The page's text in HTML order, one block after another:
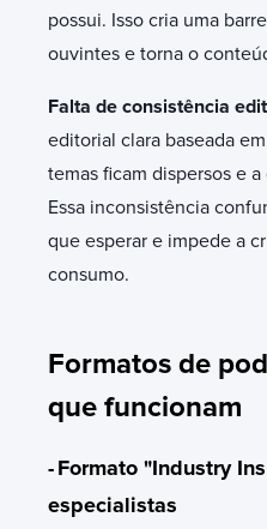
possui. Isso cria uma
ouvintes e torna o
Falta de consistência
editorial clara baseada
temas ficam dispersos e
Essa inconsistência
que esperar e impede a
consumo.
Formatos de
que funcionam
-Formato "Industry
especialistas